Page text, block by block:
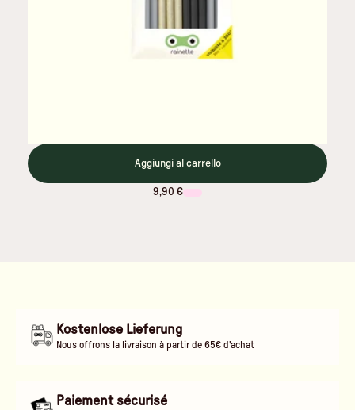
Aggiungi al carrello
9,90 €
Kostenlose Lieferung
Nous offrons la livraison à partir de 65€ d'achat
Paiement sécurisé